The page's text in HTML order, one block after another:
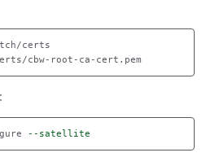
certs
--satellite